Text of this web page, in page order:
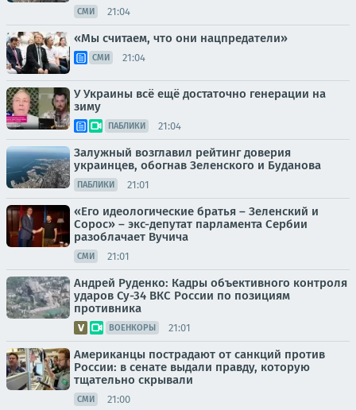
СМИ 21:04
«Мы считаем, что они нацпредатели»
СМИ 21:04
У Украины всё ещё достаточно генерации на
зиму
ПАБЛИКИ 21:04
Залужный возглавил рейтинг доверия
украинцев, обогнав Зеленского и Буданова
ПАБЛИКИ 21:01
«Его идеологические братья – Зеленский и
Сорос» – экс-депутат парламента Сербии
разоблачает Вучича
СМИ 21:01
Андрей Руденко: Кадры объективного контроля
ударов Су-34 ВКС России по позициям
противника
ВОЕНКОРЫ 21:01
Американцы пострадают от санкций против
России: в сенате выдали правду, которую
тщательно скрывали
СМИ 21:00